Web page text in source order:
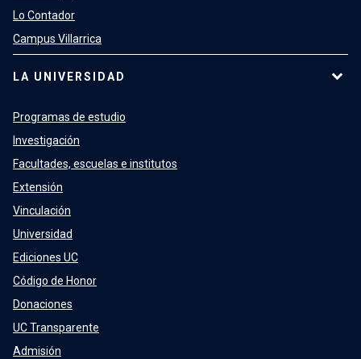
Lo Contador
Campus Villarrica
LA UNIVERSIDAD
Programas de estudio
Investigación
Facultades, escuelas e institutos
Extensión
Vinculación
Universidad
Ediciones UC
Código de Honor
Donaciones
UC Transparente
Admisión